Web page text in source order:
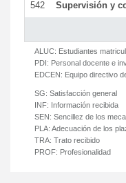
542 Supervisión y
ALUC: Estudiantes
PDI: Personal docente e
EDCEN: Equipo directivo
SG: Satisfacción general
INF: Información recibida
SEN: Sencillez de los
PLA: Adecuación de los
TRA: Trato recibido
PROF: Profesionalidad